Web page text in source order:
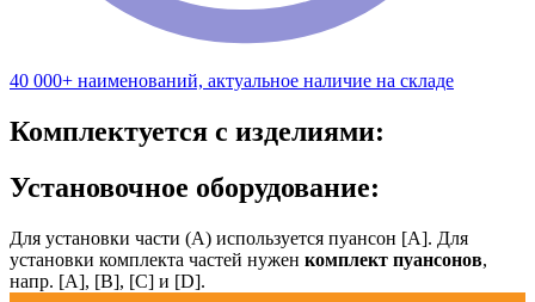
40 000+ наименований, актуальное наличие на складе
Комплектуется с изделиями:
Установочное оборудование:
Для установки части (А) используется пуансон [А]. Для
установки комплекта частей нужен комплект пуансонов,
напр. [А], [B], [С] и [D].